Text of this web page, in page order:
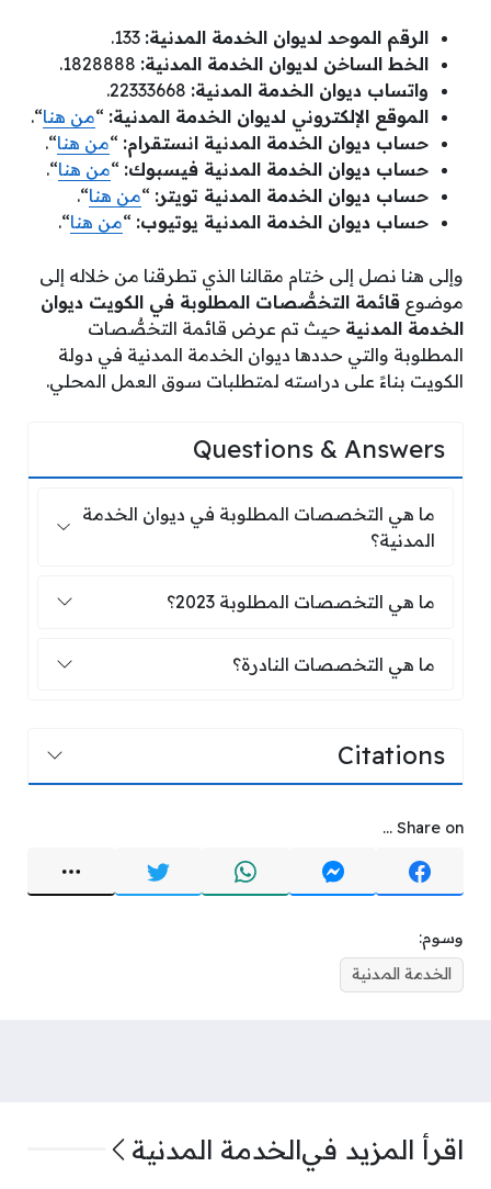
الرقم الموحد لديوان الخدمة المدنية:
الخط الساخن لديوان الخدمة المدنية:
واتساب ديوان الخدمة المدنية:
الموقع الإلكتروني لديوان الخدمة المدنية: “من هنا“.
حساب ديوان الخدمة المدنية انستقرام: “من هنا“.
حساب ديوان الخدمة المدنية فيسبوك: “من هنا“.
حساب ديوان الخدمة المدنية تويتر: “من هنا“.
حساب ديوان الخدمة المدنية يوتيوب: “من هنا“.
وإلى هنا نصل إلى ختام مقالنا الذي تطرقنا من خلاله إلى
موضوع قائمة التخصُّصات المطلوبة في الكويت ديوان
الخدمة المدنية حيث تم عرض قائمة التخصُّصات
المطلوبة والتي حددها ديوان الخدمة المدنية في دولة
الكويت بناءً على دراسته لمتطلبات سوق العمل المحلي.
Questions & Answers
ما هي التخصصات المطلوبة في ديوان
ما هي التخصصات المطلوبة في ديوان الخدمة
المدنية؟
ما هي التخصصات المطلوبة 2023؟
ما هي التخصصات المطلوبة 2023؟
ما هي التخصصات النادرة؟
ما هي التخصصات النادرة؟
Citations
Share on ...
وسوم:
الخدمة المدنية
اقرأ المزيد فيالخدمة المدنية